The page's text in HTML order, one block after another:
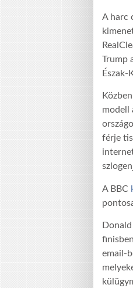
A harc
Trump
Észak-
modell
férje
A BBC
email-